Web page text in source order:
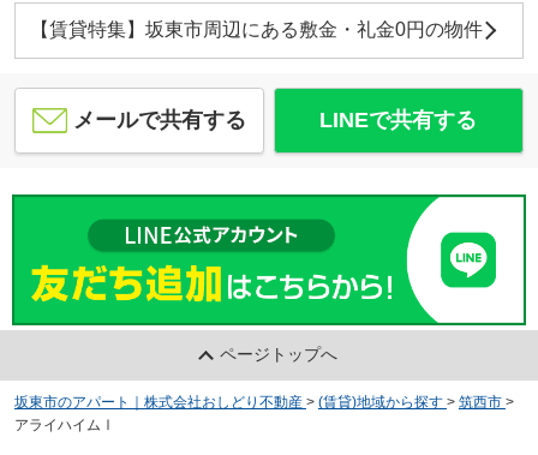
【賃貸特集】坂東市周辺にある敷金・礼金0円の物件
メールで共有する LINEで共有する
ページトップへ
坂東市のアパート｜株式会社おしどり不動産 > (賃貸)地域から探す > 筑西市 >
アライハイムⅠ